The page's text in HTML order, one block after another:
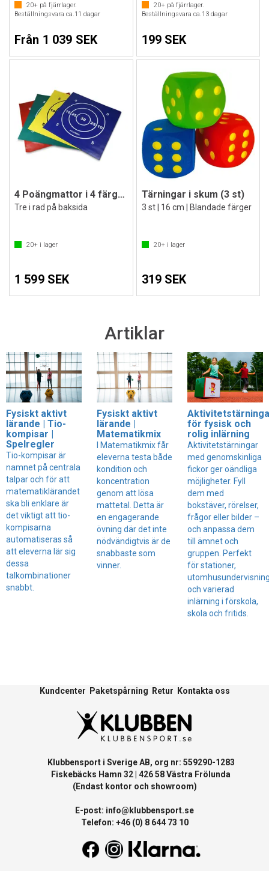
20+ på fjärrlager.
Beställningsvara ca.11 dagar
Från 1 039 SEK
20+på fjärrlager.
Beställningsvara ca.13dagar
199 SEK
4 Poängmattor i 4 färger| 100 x 100 cm
Tre i rad på baksida
20+ i lager
1 599 SEK
Tärningar i skum (3 st)
3 st | 16 cm | Blandade färger
20+i lager
319 SEK
Artiklar
Fysiskt aktivt
lärande | Tio-
kompisar |
Spelregler
Tio-kompisar är
namnet på centrala
talpar och för att
matematiklärandet
ska bli enklare är
det viktigt att tio-
kompisarna
automatiseras så
att eleverna lär sig
dessa
talkombinationer
snabbt.
Fysiskt aktivt
lärande |
Matematikmix
I Matematikmix får
eleverna testa både
kondition och
koncentration
genom att lösa
mattetal. Detta är
en engagerande
övning där det inte
nödvändigtvis är de
snabbaste som
vinner.
för fysisk och
rolig inlärning
Aktivitetstärningar
med genomskinliga
fickor ger oändliga
möjligheter. Fyll
dem med
bokstäver, rörelser,
frågor eller bilder –
och anpassa dem
till ämnet och
gruppen. Perfekt
för stationer,
och varierad
inlärning i förskola,
skola och fritids.
Kundcenter Paketspårning Retur Kontakta oss
Klubbensport i Sverige AB, org nr: 559290-1283
Fiskebäcks Hamn 32 | 426 58 Västra Frölunda
(Endast kontor och showroom)
E-post: info@klubbensport.se
Telefon: +46 (0) 8 644 73 10